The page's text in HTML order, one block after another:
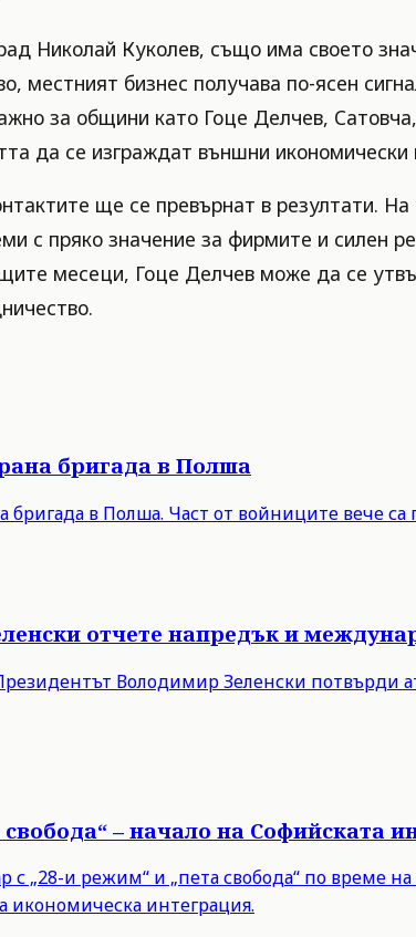
Николай Куколев, също има своето
местният бизнес получава по-ясен
за общини като Гоце Делчев,
да се изграждат външни икономически
ще се превърнат в резултати.
с пряко значение за фирмите и силен
месеци, Гоце Делчев може да се
бригада в Полша
в Полша. Част от войниците вече
отчете напредък и
Володимир Зеленски потвърди
– начало на Софийската
„28-и режим“ и „пета свобода“ по време
икономическа интеграция.